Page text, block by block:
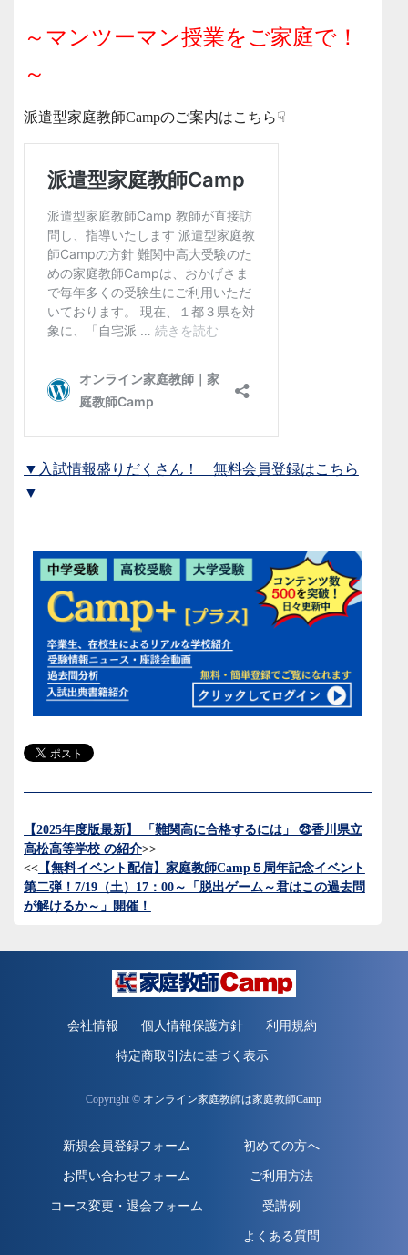
～マンツーマン授業をご家庭で！
～
派遣型家庭教師Campのご案内はこちら☟
▼入試情報盛りだくさん！ 無料会員登録はこちら
▼
【2025年度版最新】 「難関高に合格するには」 ㉓香川県立
高松高等学校 の紹介>>
<<【無料イベント配信】家庭教師Camp５周年記念イベント
第二弾！7/19（土）17：00～「脱出ゲーム～君はこの過去問
が解けるか～」開催！
会社情報 個人情報保護方針 利用規約
特定商取引法に基づく表示
Copyright © オンライン家庭教師は家庭教師Camp
新規会員登録フォーム
お問い合わせフォーム
コース変更・退会フォーム
初めての方へ
ご利用方法
受講例
よくある質問